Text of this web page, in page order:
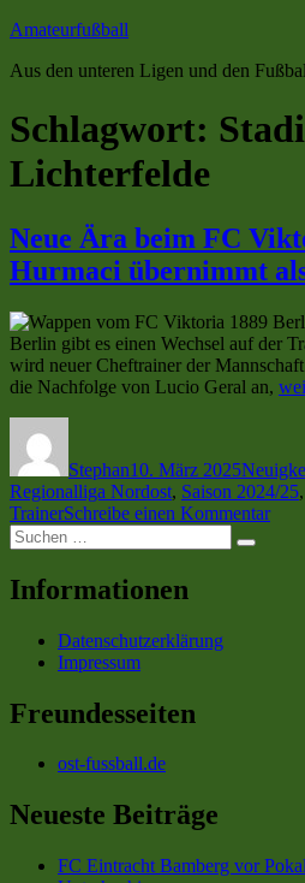
Zum
springen
Amateurfußball
Aus den unteren Ligen und den
Schlagwort:
Lichterfelde
Neue Ära beim FC
Hurmaci übernimmt
Berlin gibt es einen Wechsel auf der
wird neuer Cheftrainer der
die Nachfolge von Lucio Geral an,
Stephan10. März 2025
Regionalliga Nordost, Saison 2024/25,
TrainerSchreibe einen Kommentarzu
Suchen
nach:
Suchen
Informationen
Datenschutzerklärung
Impressum
Freundesseiten
ost-fussball.de
Neueste Beiträge
FC Eintracht Bamberg vor